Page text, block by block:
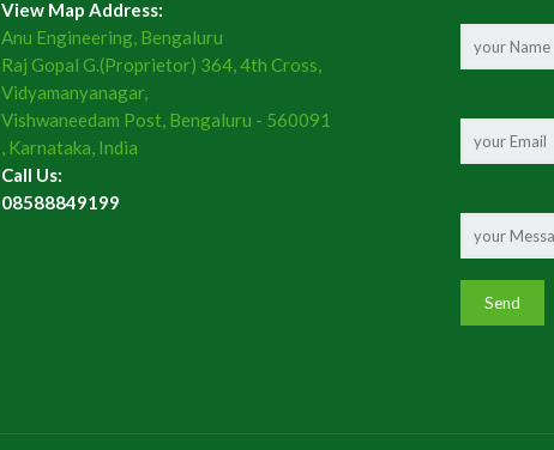
View Map Address:
Anu Engineering, Bengaluru
Raj Gopal G.(Proprietor) 364, 4th Cross,
Vidyamanyanagar,
Vishwaneedam Post, Bengaluru - 560091
, Karnataka, India
Call Us:
08588849199